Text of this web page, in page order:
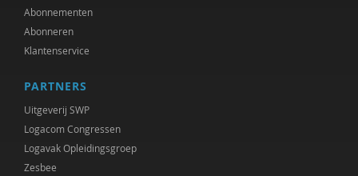
Marcel de Rooij
Bald de Vries
Frederique Demeijer
Joep Dohmen
Olivier van Donk
Abonnementen
Abonneren
Klantenservice
PARTNERS
Uitgeverij SWP
Logacom Congressen
Logavak Opleidingsgroep
Zesbee